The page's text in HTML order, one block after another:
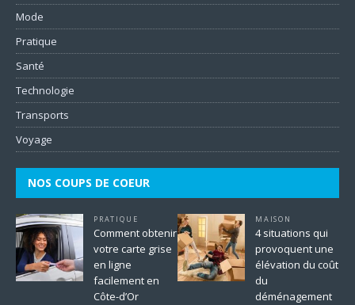
Mode
Pratique
Santé
Technologie
Transports
Voyage
NOS COUPS DE COEUR
PRATIQUE
Comment obtenir
votre carte grise
en ligne
facilement en
Côte-d’Or
MAISON
4 situations qui
provoquent une
élévation du coût
du
déménagement